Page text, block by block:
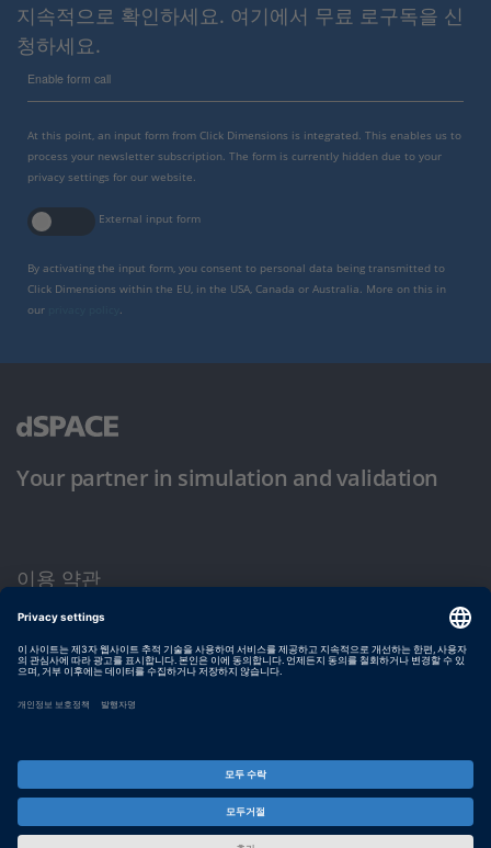
지속적으로 확인하세요. 여기에서 무료 로구독을 신
청하세요.
Enable form call
At this point, an input form from Click Dimensions is integrated. This enables us to
process your newsletter subscription. The form is currently hidden due to your
privacy settings for our website.
External input form
By activating the input form, you consent to personal data being transmitted to
Click Dimensions within the EU, in the USA, Canada or Australia. More on this in
our
Your partner in simulation and validation
이용 약관
개인정보 보호정책
발행자 정보